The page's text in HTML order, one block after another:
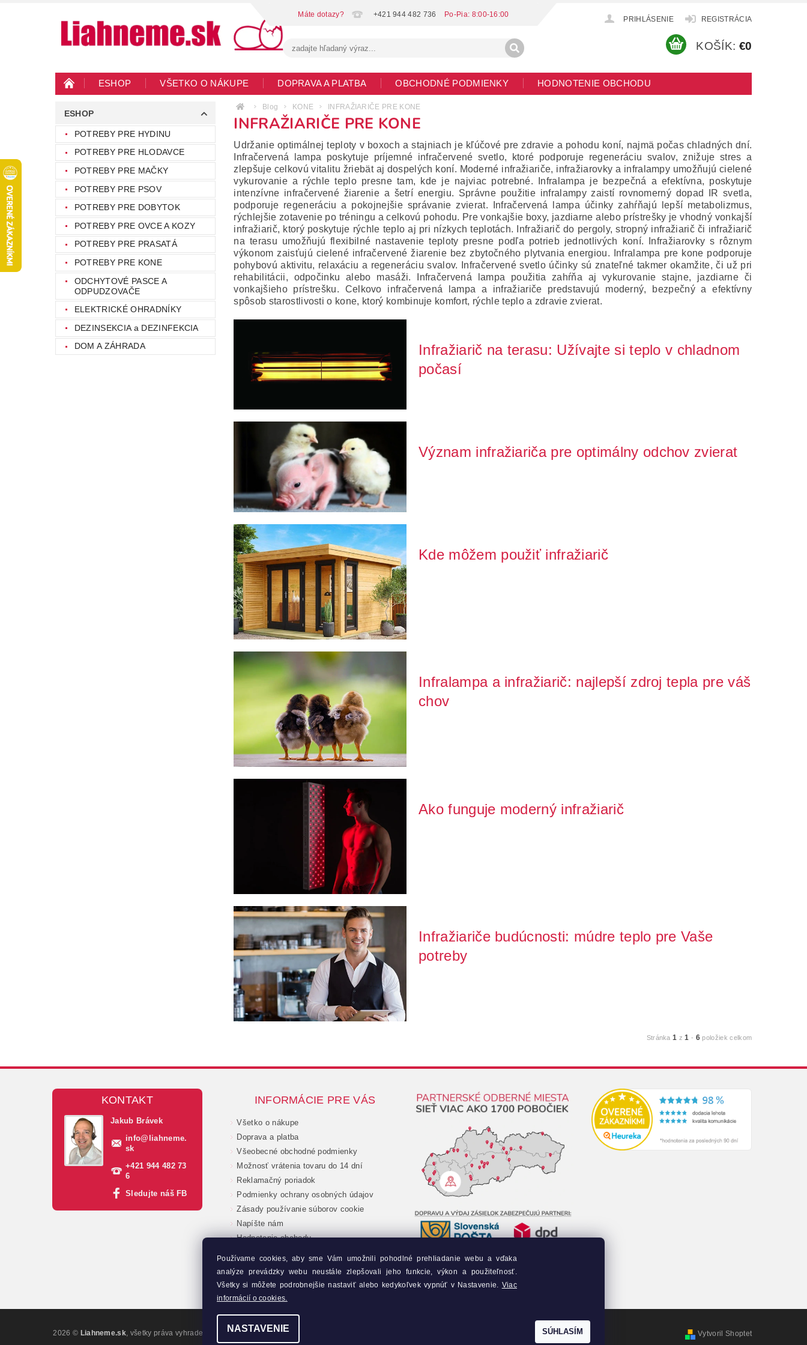
+421 944 482 736
PRIHLÁSENIE REGISTRÁCIA
KOŠÍK: €0
ESHOP VŠETKO O NÁKUPE DOPRAVA A PLATBA OBCHODNÉ PODMIENKY HODNOTENIE OBCHODU
BLOG MOJA OBJEDNÁVKA
ESHOP
POTREBY PRE HYDINU
POTREBY PRE HLODAVCE
POTREBY PRE MAČKY
POTREBY PRE PSOV
POTREBY PRE DOBYTOK
POTREBY PRE OVCE A KOZY
POTREBY PRE PRASATÁ
POTREBY PRE KONE
ODCHYTOVÉ PASCE A
ODPUDZOVAČE
ELEKTRICKÉ OHRADNÍKY
DEZINSEKCIA a DEZINFEKCIA
DOM A ZÁHRADA
Blog KONE INFRAŽIARIČE PRE KONE
INFRAŽIARIČE PRE KONE
Udržanie optimálnej teploty v boxoch a stajniach je kľúčové pre zdravie a pohodu koní, najmä počas chladných dní.
Infračervená lampa poskytuje príjemné infračervené svetlo, ktoré podporuje regeneráciu svalov, znižuje stres a
zlepšuje celkovú vitalitu žriebät aj dospelých koní. Moderné infražiariče, infražiarovky a infralampy umožňujú cielené
vykurovanie a rýchle teplo presne tam, kde je najviac potrebné. Infralampa je bezpečná a efektívna, poskytuje
intenzívne infračervené žiarenie a šetrí energiu. Správne použitie infralampy zaistí rovnomerný dopad IR svetla,
podporuje regeneráciu a pokojnejšie správanie zvierat. Infračervená lampa účinky zahŕňajú lepší metabolizmus,
rýchlejšie zotavenie po tréningu a celkovú pohodu. Pre vonkajšie boxy, jazdiarne alebo prístrešky je vhodný vonkajší
infražiarič, ktorý poskytuje rýchle teplo aj pri nízkych teplotách. Infražiarič do pergoly, stropný infražiarič či infražiarič
na terasu umožňujú flexibilné nastavenie teploty presne podľa potrieb jednotlivých koní. Infražiarovky s rôznym
výkonom zaisťujú cielené infračervené žiarenie bez zbytočného plytvania energiou. Infralampa pre kone podporuje
pohybovú aktivitu, relaxáciu a regeneráciu svalov. Infračervené svetlo účinky sú znateľné takmer okamžite, či už pri
rehabilitácii, odpočinku alebo masáži. Infračervená lampa použitia zahŕňa aj vykurovanie stajne, jazdiarne či
vonkajšieho prístrešku. Celkovo infračervená lampa a infražiariče predstavujú moderný, bezpečný a efektívny
spôsob starostlivosti o kone, ktorý kombinuje komfort, rýchle teplo a zdravie zvierat.
Infražiarič na terasu: Užívajte si teplo v chladnom
počasí
Význam infražiariča pre optimálny odchov zvierat
Kde môžem použiť infražiarič
Infralampa a infražiarič: najlepší zdroj tepla pre váš
chov
Ako funguje moderný infražiarič
Infražiariče budúcnosti: múdre teplo pre Vaše
potreby
Stránka1 z1 - 6 položiek celkom
KONTAKT
Jakub Brávek
info@ liahneme.
sk
+421 944 482 73
6
Sledujte náš FB
INFORMÁCIE PRE VÁS
Všetko o nákupe
Doprava a platba
Všeobecné obchodné podmienky
Možnosť vrátenia tovaru do 14 dní
Reklamačný poriadok
Podmienky ochrany osobných údajov
Zásady používanie súborov cookie
Napíšte nám
Hodnotenie obchodu
Moja objednávka
Kontakty
2026 © Liahneme.sk, všetky práva vyhradené Upraviť nastavenie cookies Vytvoril Shoptet
Používame cookies, aby sme Vám umožnili pohodlné prehliadanie webu a vďaka
analýze prevádzky webu neustále zlepšovali jeho funkcie, výkon a použiteľnosť.
Všetky si môžete podrobnejšie nastaviť alebo kedykoľvek vypnúť v Nastavenie. Viac
informácií o cookies.
NASTAVENIE SÚHLASÍM